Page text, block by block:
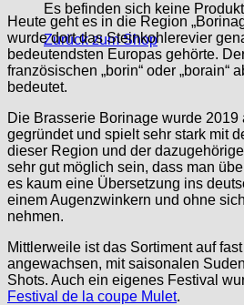
Es befinden sich keine
Zurück zum Shop
Heute geht es in die Region
wurde dort das Steinkohlerevier
bedeutendsten Europas gehörte.
französischen „borin“ oder „borain“
bedeutet.
Die Brasserie Borinage wurde 2019
gegründet und spielt sehr stark mit
dieser Region und der
sehr gut möglich sein, dass man
es kaum eine Übersetzung ins
einem Augenzwinkern und ohne
nehmen.
Mittlerweile ist das Sortiment auf
angewachsen, mit saisonalen
Shots. Auch ein eigenes Festival
Festival de la coupe Mulet.